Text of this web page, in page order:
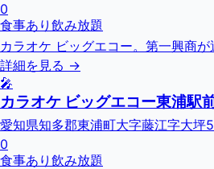
0
食事あり 飲み放題
カラオケ ビッグエコー。第一興商
詳細を見る →
🎤
カラオケ ビッグエコー東浦駅
愛知県知多郡東浦町大字藤江字大坪
0
食事あり 飲み放題